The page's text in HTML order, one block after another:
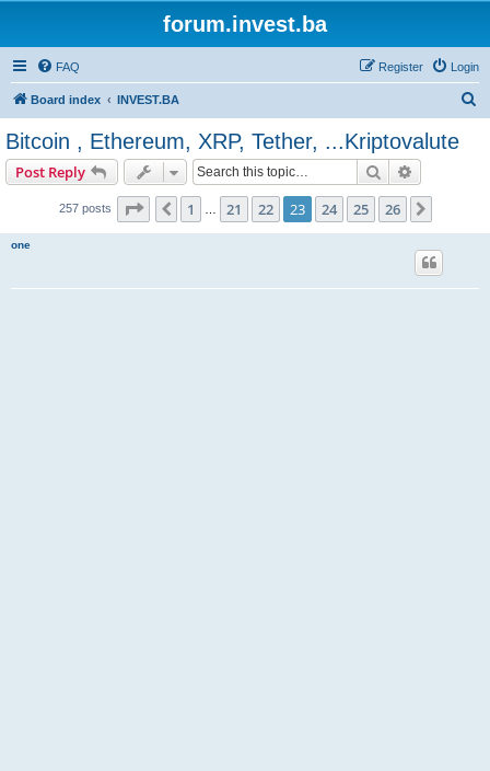
forum.invest.ba
FAQ Login
Register
Board index INVEST.BA
Bitcoin , Ethereum, XRP, Tether, ...Kriptovalute
Post Reply Search
257 posts Page 23 of 26
Previous
1 21 22 23 24 25 26
one